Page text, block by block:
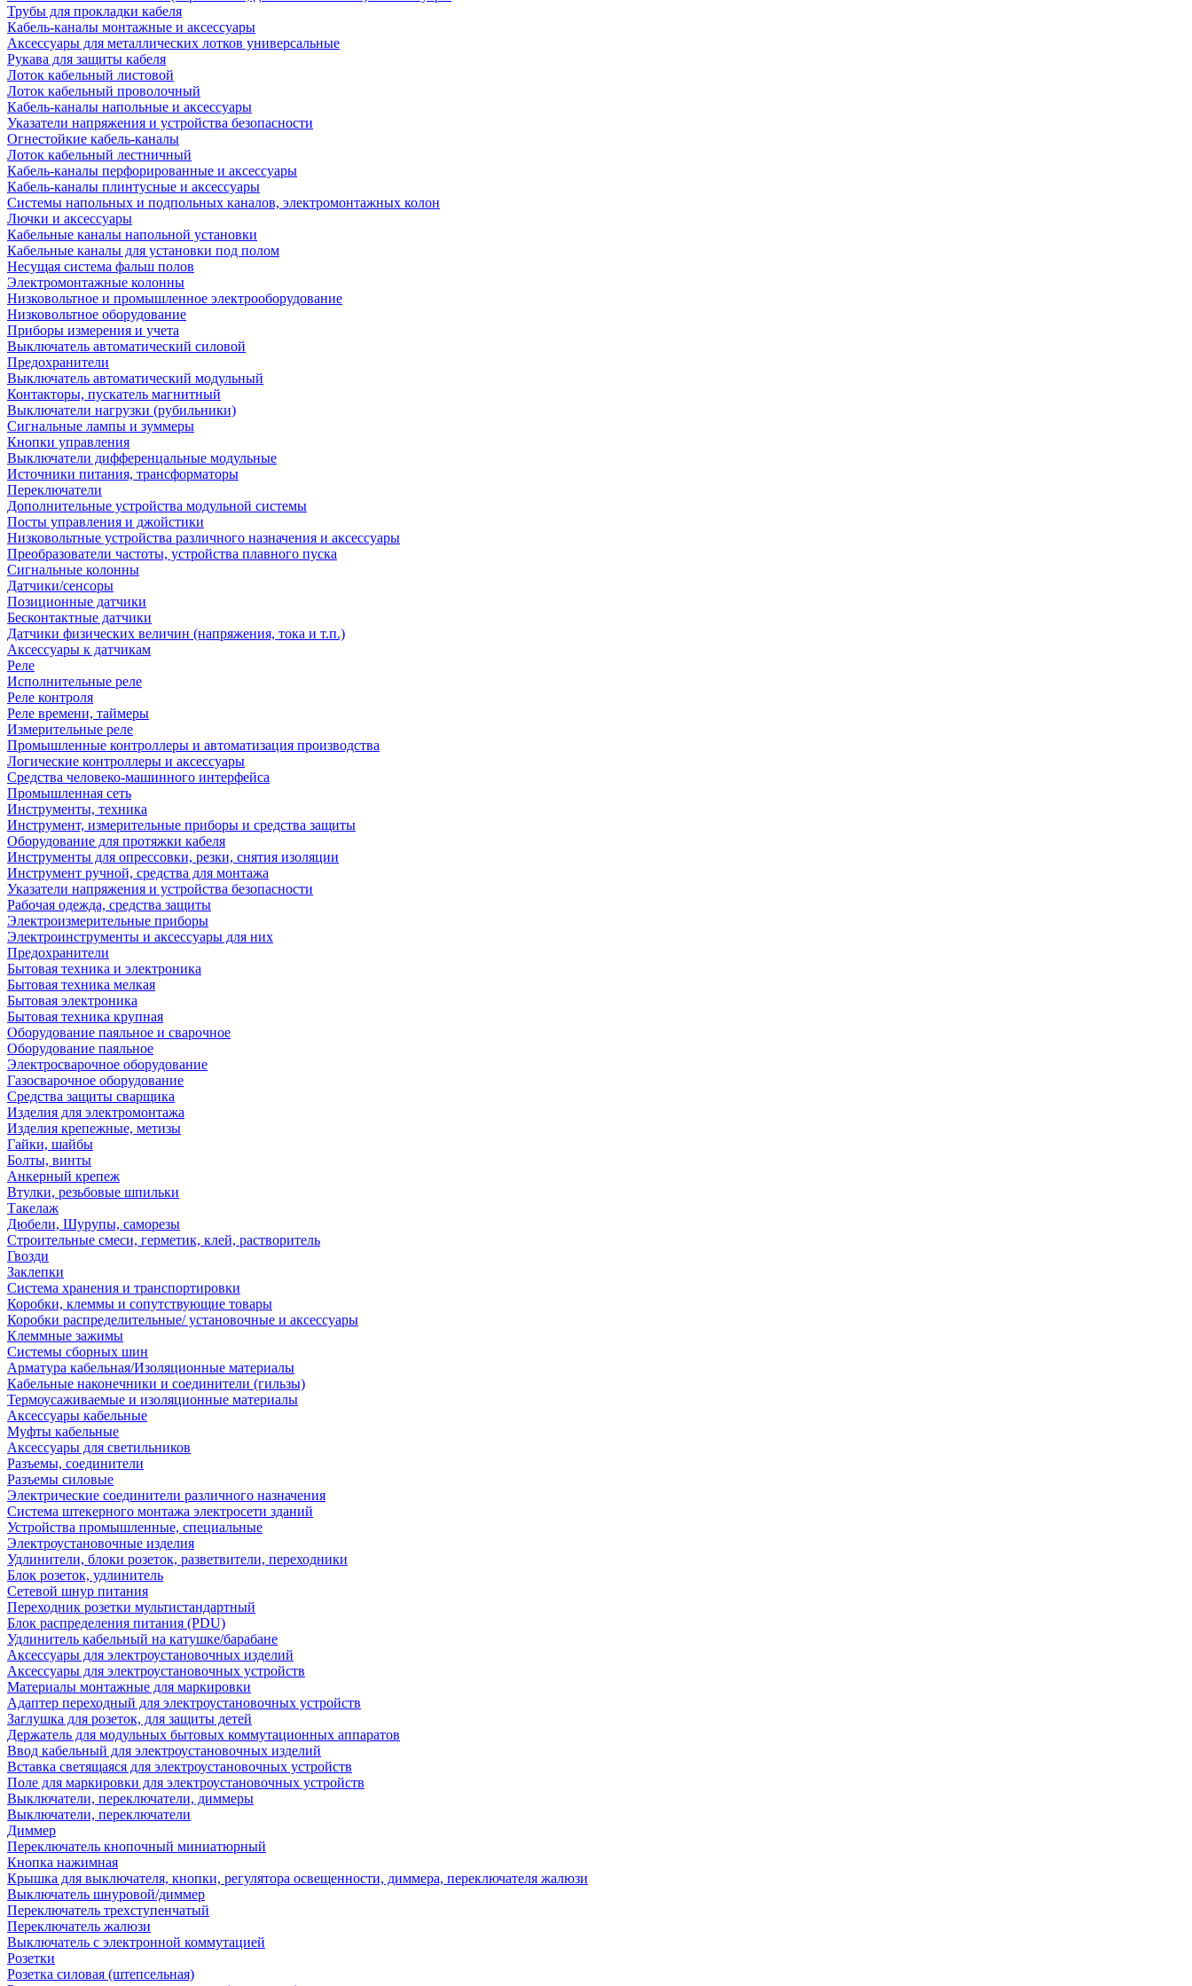
Трубы для прокладки кабеля
Кабель-каналы монтажные и аксессуары
Аксессуары для металлических лотков универсальные
Рукава для защиты кабеля
Лоток кабельный листовой
Лоток кабельный проволочный
Кабель-каналы напольные и аксессуары
Указатели напряжения и устройства безопасности
Огнестойкие кабель-каналы
Лоток кабельный лестничный
Кабель-каналы перфорированные и аксессуары
Кабель-каналы плинтусные и аксессуары
Системы напольных и подпольных каналов, электромонтажных колон
Лючки и аксессуары
Кабельные каналы напольной установки
Кабельные каналы для установки под полом
Несущая система фальш полов
Электромонтажные колонны
Низковольтное и промышленное электрооборудование
Низковольтное оборудование
Приборы измерения и учета
Выключатель автоматический силовой
Предохранители
Выключатель автоматический модульный
Контакторы, пускатель магнитный
Выключатели нагрузки (рубильники)
Сигнальные лампы и зуммеры
Кнопки управления
Выключатели дифференцальные модульные
Источники питания, трансформаторы
Переключатели
Дополнительные устройства модульной системы
Посты управления и джойстики
Низковольтные устройства различного назначения и аксессуары
Преобразователи частоты, устройства плавного пуска
Сигнальные колонны
Датчики/сенсоры
Позиционные датчики
Бесконтактные датчики
Датчики физических величин (напряжения, тока и т.п.)
Аксессуары к датчикам
Реле
Исполнительные реле
Реле контроля
Реле времени, таймеры
Измерительные реле
Промышленные контроллеры и автоматизация производства
Логические контроллеры и аксессуары
Средства человеко-машинного интерфейса
Промышленная сеть
Инструменты, техника
Инструмент, измерительные приборы и средства защиты
Оборудование для протяжки кабеля
Инструменты для опрессовки, резки, снятия изоляции
Инструмент ручной, средства для монтажа
Указатели напряжения и устройства безопасности
Рабочая одежда, средства защиты
Электроизмерительные приборы
Электроинструменты и аксессуары для них
Предохранители
Бытовая техника и электроника
Бытовая техника мелкая
Бытовая электроника
Бытовая техника крупная
Оборудование паяльное и сварочное
Оборудование паяльное
Электросварочное оборудование
Газосварочное оборудование
Средства защиты сварщика
Изделия для электромонтажа
Изделия крепежные, метизы
Гайки, шайбы
Болты, винты
Анкерный крепеж
Втулки, резьбовые шпильки
Такелаж
Дюбели, Шурупы, саморезы
Строительные смеси, герметик, клей, растворитель
Гвозди
Заклепки
Система хранения и транспортировки
Коробки, клеммы и сопутствующие товары
Коробки распределительные/ установочные и аксессуары
Клеммные зажимы
Системы сборных шин
Арматура кабельная/Изоляционные материалы
Кабельные наконечники и соединители (гильзы)
Термоусаживаемые и изоляционные материалы
Аксессуары кабельные
Муфты кабельные
Аксессуары для светильников
Разъемы, соединители
Разъемы силовые
Электрические соединители различного назначения
Система штекерного монтажа электросети зданий
Устройства промышленные, специальные
Электроустановочные изделия
Удлинители, блоки розеток, разветвители, переходники
Блок розеток, удлинитель
Сетевой шнур питания
Переходник розетки мультистандартный
Блок распределения питания (PDU)
Удлинитель кабельный на катушке/барабане
Аксессуары для электроустановочных изделий
Аксессуары для электроустановочных устройств
Материалы монтажные для маркировки
Адаптер переходный для электроустановочных устройств
Заглушка для розеток, для защиты детей
Держатель для модульных бытовых коммутационных аппаратов
Ввод кабельный для электроустановочных изделий
Вставка светящаяся для электроустановочных устройств
Поле для маркировки для электроустановочных устройств
Выключатели, переключатели, диммеры
Выключатели, переключатели
Диммер
Переключатель кнопочный миниатюрный
Кнопка нажимная
Крышка для выключателя, кнопки, регулятора освещенности, диммера, переключателя жалюзи
Выключатель шнуровой/диммер
Переключатель трехступенчатый
Переключатель жалюзи
Выключатель с электронной коммутацией
Розетки
Розетка силовая (штепсельная)